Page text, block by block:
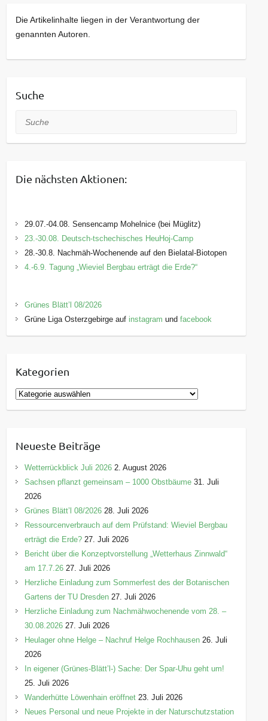
Wir von der Johannishöhe organisieren den
Sie sich bitte an uns.
Die Artikelinhalte liegen in der Verantwortung der
genannten Autoren.
Suche
Suche
Die nächsten Aktionen:
29.07.-04.08. Sensencamp Mohelnice (bei Müglitz)
23.-30.08. Deutsch-tschechisches HeuHoj-Camp
28.-30.8. Nachmäh-Wochenende auf den Bielatal-Biotopen
4.-6.9. Tagung „Wieviel Bergbau erträgt die Erde?“
Grünes Blätt’l 08/2026
Grüne Liga Osterzgebirge auf instagram undfacebook
Kategorien
K
a
g
o
r
e
n
Neueste Beiträge
Wetterrückblick Juli 2026 2. August 2026
Sachsen pflanzt gemeinsam – 1000 Obstbäume 31. Juli
2026
Grünes Blätt’l 08/2026 28. Juli 2026
Ressourcenverbrauch auf dem Prüfstand: Wieviel Bergbau
erträgt die Erde? 27. Juli 2026
Bericht über die Konzeptvorstellung „Wetterhaus Zinnwald“
am 17.7.26 27. Juli 2026
Herzliche Einladung zum Sommerfest des der Botanischen
Gartens der TU Dresden 27. Juli 2026
Herzliche Einladung zum Nachmähwochenende vom 28. –
30.08.2026 27. Juli 2026
Heulager ohne Helge – Nachruf Helge Rochhausen 26. Juli
2026
In eigener (Grünes-Blätt’l-) Sache: Der Spar-Uhu geht um!
25. Juli 2026
Wanderhütte Löwenhain eröffnet 23. Juli 2026
Neues Personal und neue Projekte in der Naturschutzstation